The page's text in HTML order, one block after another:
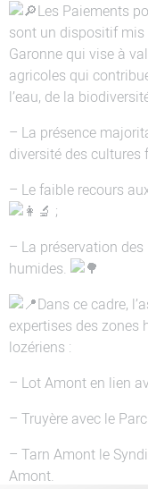
Les Paiements
sont un dispositif mis
Garonne qui vise à
agricoles qui
l’eau, de la
– La présence
diversité des cultures
– Le faible recours
;
– La préservation
humides.
Dans ce cadre,
expertises des zones
lozériens :
– Lot Amont en lien
– Truyère avec le
– Tarn Amont le
Amont.